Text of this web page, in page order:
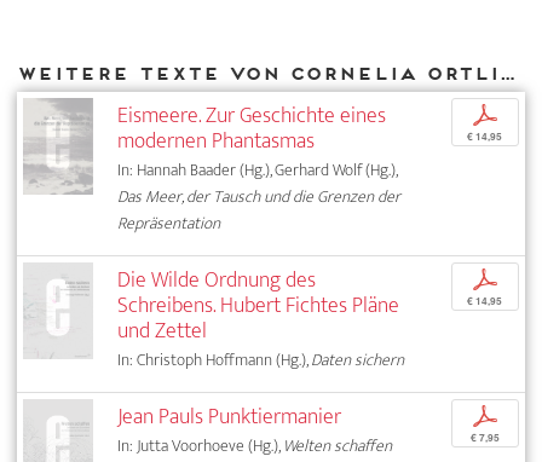
Weitere Texte von Cornelia Ortlieb bei DIAPHANES
Eismeere. Zur Geschichte eines
modernen Phantasmas
In: Hannah Baader (Hg.), Gerhard Wolf (Hg.),
Das Meer, der Tausch und die Grenzen der
Repräsentation
p
€ 14,95
Die Wilde Ordnung des
Schreibens. Hubert Fichtes Pläne
und Zettel
In: Christoph Hoffmann (Hg.),Daten sichern
p
€ 14,95
Jean Pauls Punktiermanier
In: Jutta Voorhoeve (Hg.),Welten schaffen
p
€ 7,95